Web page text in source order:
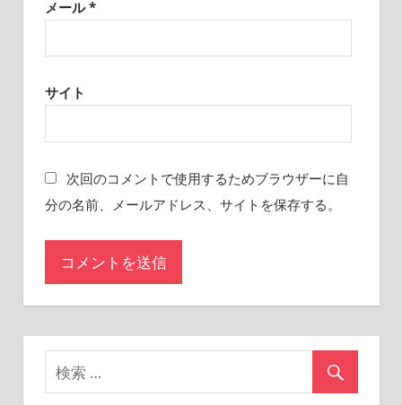
メール*
サイト
次回のコメントで使用するためブラウザーに自
分の名前、メールアドレス、サイトを保存する。